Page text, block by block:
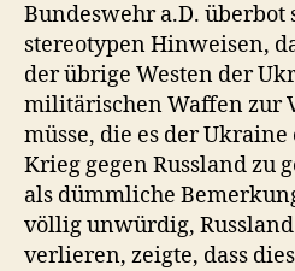
Bundeswehr a.D.
stereotypen Hinweisen,
der übrige Westen der
militärischen Waffen zur
müsse, die es der
Krieg gegen Russland zu
als dümmliche
völlig unwürdig,
verlieren, zeigte, dass